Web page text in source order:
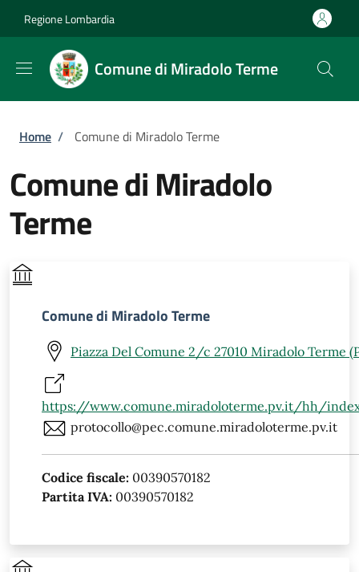
Regione Lombardia
Comune di Miradolo Terme
Briciole di pane
Home / Comune di Miradolo Terme
Comune di Miradolo
Terme
Comune di Miradolo Terme
Piazza Del Comune 2/c 27010 Miradolo Terme
https://www.comune.miradoloterme.pv.it/hh/
protocollo@pec.comune.miradoloterme.pv.it
Codice fiscale: 00390570182
Partita IVA: 00390570182